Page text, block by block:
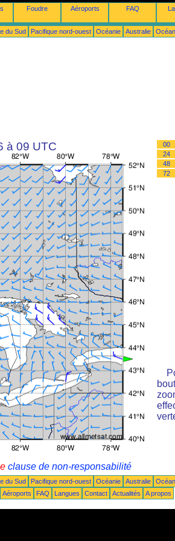
Foudre Aéroports FAQ
du Sud Pacifique nord-ouest Océanie Australie
à 09 UTC 00
24
48
72
clause de non-responsabilité
du Sud Pacifique nord-ouest Océanie Australie
Aéroports FAQ Langues Contact Actualités A propos